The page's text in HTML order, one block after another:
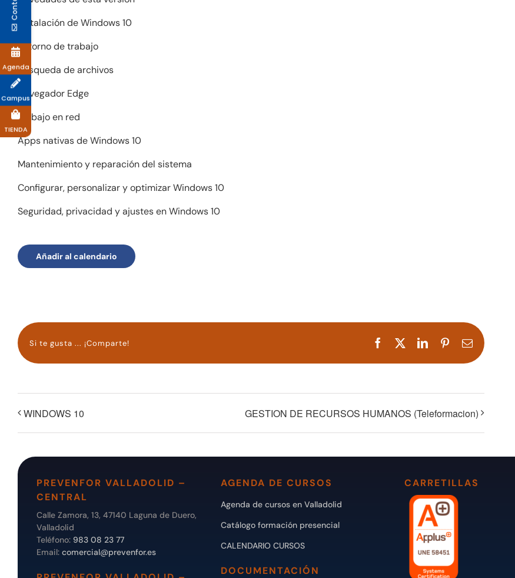
Instalación de Windows 10
Entorno de trabajo
Búsqueda de archivos
Navegador Edge
Trabajo en red
Apps nativas de Windows 10
Mantenimiento y reparación del sistema
Configurar, personalizar y optimizar Windows 10
Seguridad, privacidad y ajustes en Windows 10
Añadir al calendario
Si te gusta ... ¡Comparte! Facebook LinkedInPinterestCorreo
electrónico
WINDOWS 10 GESTION DE RECURSOS HUMANOS (Teleformacion)
PREVENFOR VALLADOLID –
CENTRAL
Calle Zamora, 13, 47140 Laguna de Duero,
Valladolid
Teléfono: 983 08 23 77
Email: comercial@prevenfor.es
AGENDA DE CURSOS
Agenda de cursos en Valladolid
Catálogo formación presencial
CALENDARIO CURSOS
DOCUMENTACIÓN
CARRETILLAS
Agenda
Campus
TIENDA